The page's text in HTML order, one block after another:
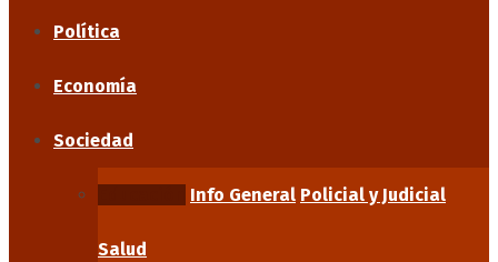
Política
Economía
Sociedad
Info General Policial y Judicial
Salud